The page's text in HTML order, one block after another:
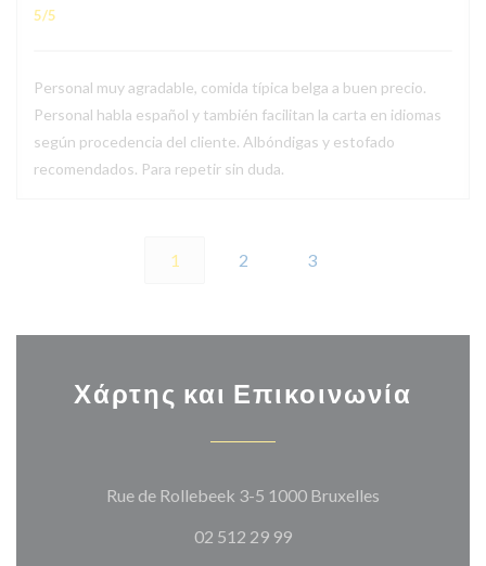
5/5
Personal muy agradable, comida típica belga a buen precio.
Personal habla español y también facilitan la carta en idiomas
según procedencia del cliente. Albóndigas y estofado
recomendados. Para repetir sin duda.
1 2 3
Χάρτης και Επικοινωνία
Rue de Rollebeek 3-5 1000 Bruxelles
02 512 29 99